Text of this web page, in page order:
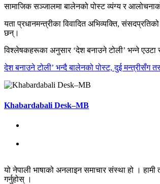
सामाजिक सञ्जालमा बालेनको पोस्ट व्यंग्य र
यता प्रधानमन्त्रीका विवादित अभिव्यक्ति,
छन्।
विश्लेषकहरूका अनुसार ‘देश बनाउने टोली’ भन्ने एउटा
देश बनाउने टोली’ भन्दै बालेनको पोस्ट, दुई मन्त्रीसँग
Khabardabali Desk–MB
यो नेपाली भाषाको अनलाइन समाचार संस्था हो ।
गर्नुहोस् ।